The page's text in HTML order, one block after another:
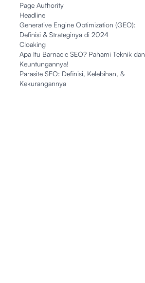
Page Authority
Headline
Generative Engine Optimization (GEO):
Definisi & Strateginya di 2024
Cloaking
Apa Itu Barnacle SEO? Pahami Teknik dan
Keuntungannya!
Parasite SEO: Definisi, Kelebihan, &
Kekurangannya